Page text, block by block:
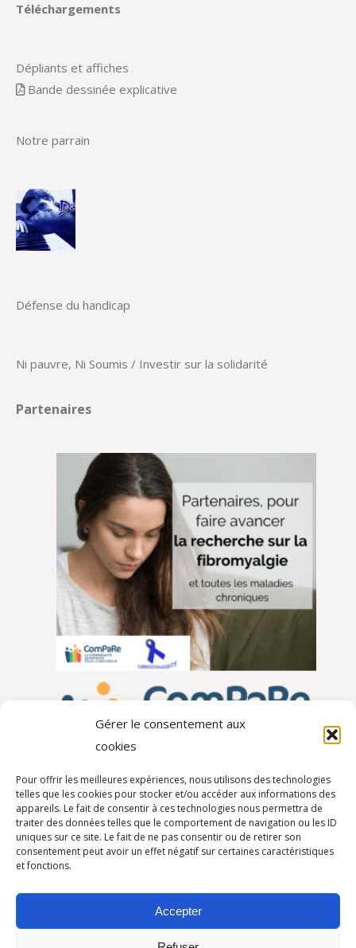
Gérer le consentement aux
cookies
Pour offrir les meilleures expériences, nous utilisons des technologies
telles que les cookies pour stocker et/ou accéder aux informations des
appareils. Le fait de consentir à ces technologies nous permettra de
traiter des données telles que le comportement de navigation ou les ID
uniques sur ce site. Le fait de ne pas consentir ou de retirer son
consentement peut avoir un effet négatif sur certaines caractéristiques
et fonctions.
Accepter
Téléchargements
Dépliants et affiches
Bande dessinée explicative
Notre parrain
Défense du handicap
Ni pauvre, Ni Soumis / Investir sur la solidarité
Partenaires
Autres partenaires